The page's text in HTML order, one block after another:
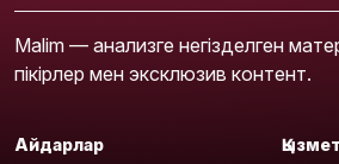
Malim — анализге негізделген
пікірлер мен эксклюзив контент.
Айдарлар Қызмет